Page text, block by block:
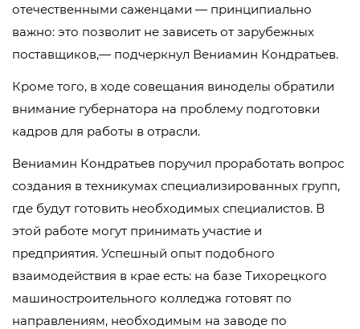
отечественными саженцами — принципиально
важно: это позволит не зависеть от зарубежных
поставщиков,— подчеркнул Вениамин Кондратьев.
Кроме того, в ходе совещания виноделы обратили
внимание губернатора на проблему подготовки
кадров для работы в отрасли.
Вениамин Кондратьев поручил проработать вопрос
создания в техникумах специализированных групп,
где будут готовить необходимых специалистов. В
этой работе могут принимать участие и
предприятия. Успешный опыт подобного
взаимодействия в крае есть: на базе Тихорецкого
машиностроительного колледжа готовят по
направлениям, необходимым на заводе по